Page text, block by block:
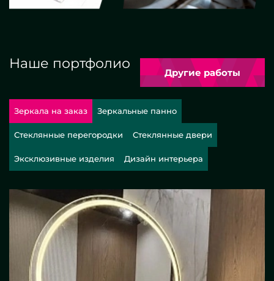
Наше портфолио
Другие работы
Зеркала на заказ Зеркальные панно
Стеклянные перегородки Стеклянные двери
Эксклюзивные изделия Дизайн интерьера